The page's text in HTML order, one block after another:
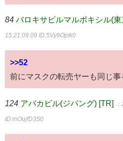
84 バロキサビルマルボキシル(東
15:21:09.09 ID:5Vy9Optk0
>>52
前にマスクの転売ヤーも同じ事
124 アバカビル(ジパング) [TR]
ID:mOujfD3S0